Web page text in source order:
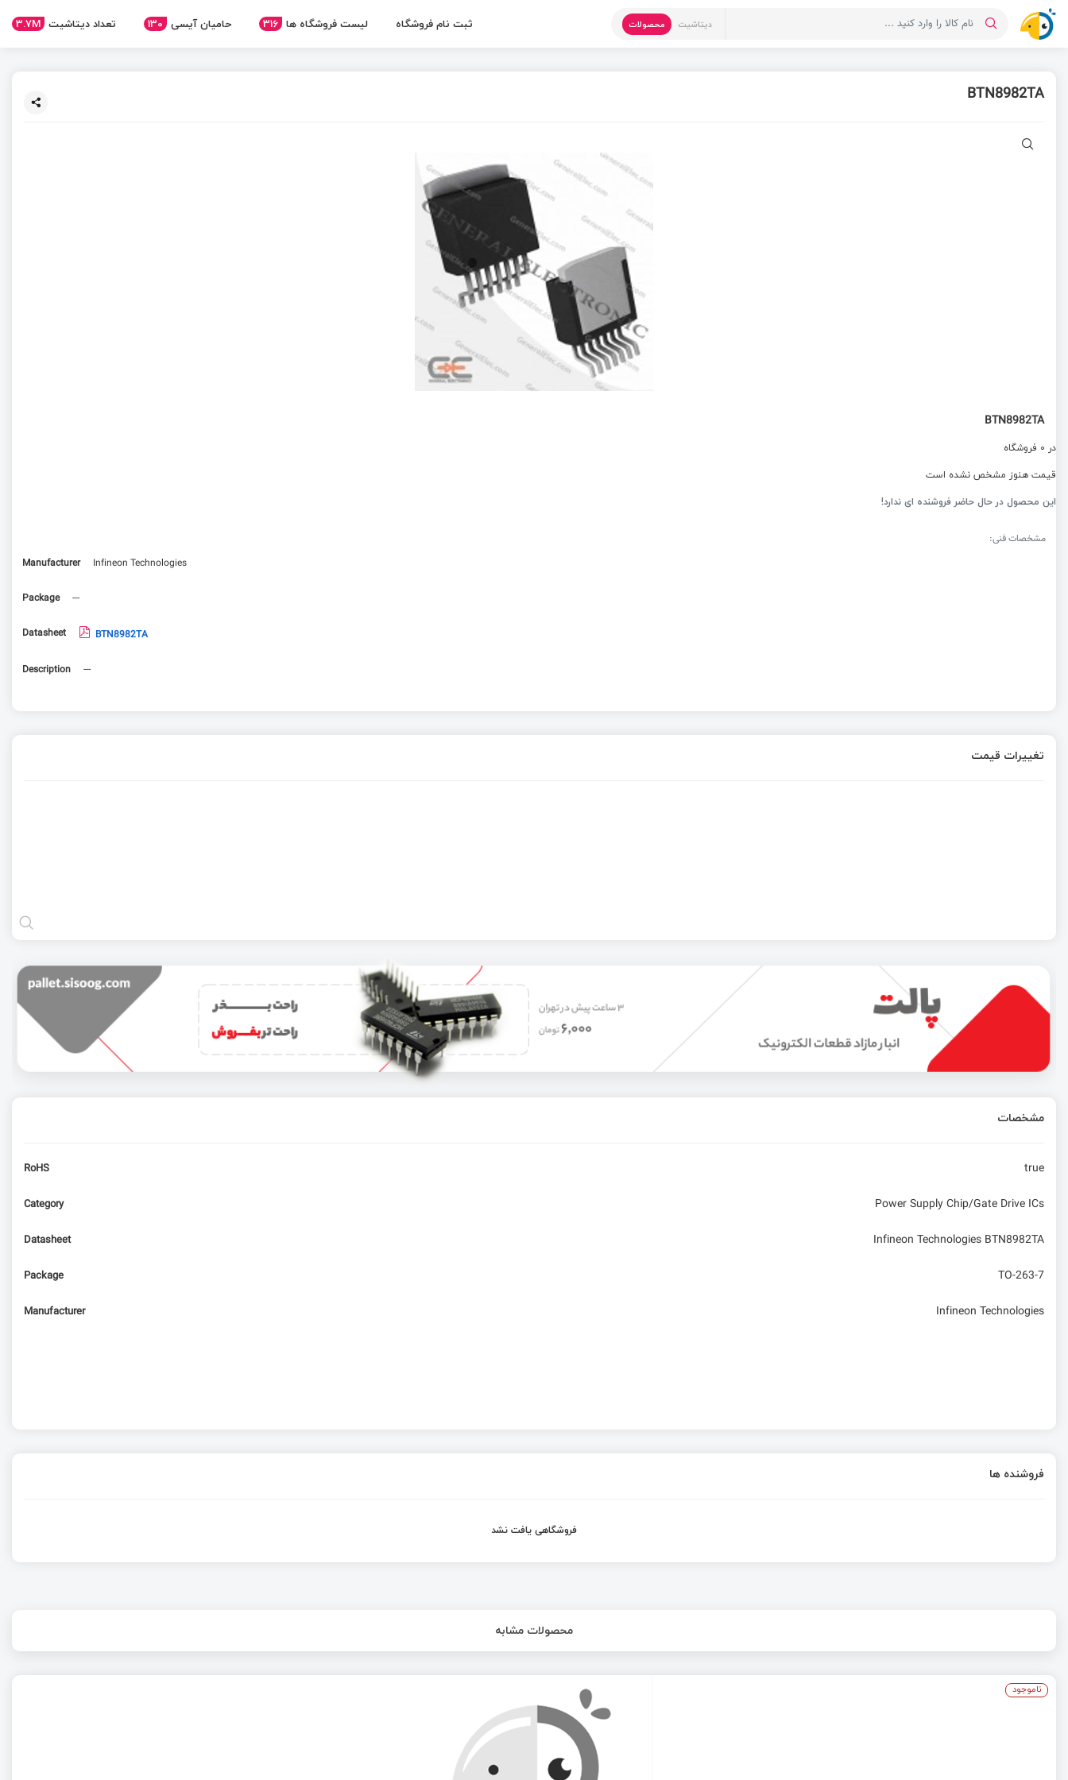
دیتاشیت محصولات ثبت نام فروشگاه لیست فروشگاه ها 316 حامیان آیسی 130 تعداد دیتاشیت 3.7M
BTN8982TA
BTN8982TA
در 0 فروشگاه
قیمت هنوز مشخص نشده است
این محصول در حال حاضر فروشنده ای ندارد!
مشخصات فنی:
Manufacturer
Infineon Technologies
Package ---
Datasheet BTN8982TA
Description ---
تغییرات قیمت
مشخصات
RoHS true
Category Power Supply Chip/Gate Drive ICs
Datasheet Infineon Technologies BTN8982TA
Package TO-263-7
Manufacturer Infineon Technologies
فروشنده ها
فروشگاهی یافت نشد
محصولات مشابه
ناموجود